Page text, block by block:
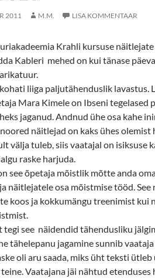
2011 M.M. LISA KOMMENTAAR
Krahli kursuse
Kableri mehed on kui tänase
liiga paljutähenduslik lavastus.
Mara Kimele on Ibseni tegelased
jaganud. Andnud ühe osa kahe
näitlejad on kaks ühes olemist
välja tuleb, siis vaatajal on isiksuse
raske harjuda.
see õpetaja mõistlik mõtte anda
näitlejatele osa mõistmise tööd.
koos ja kokkumängu treenimist kui
tegi see näidendid tähendusliku
tähelepanu jagamine sunnib
oli aru saada, miks üht teksti ütleb
Vaatajana jäi nähtud etenduses